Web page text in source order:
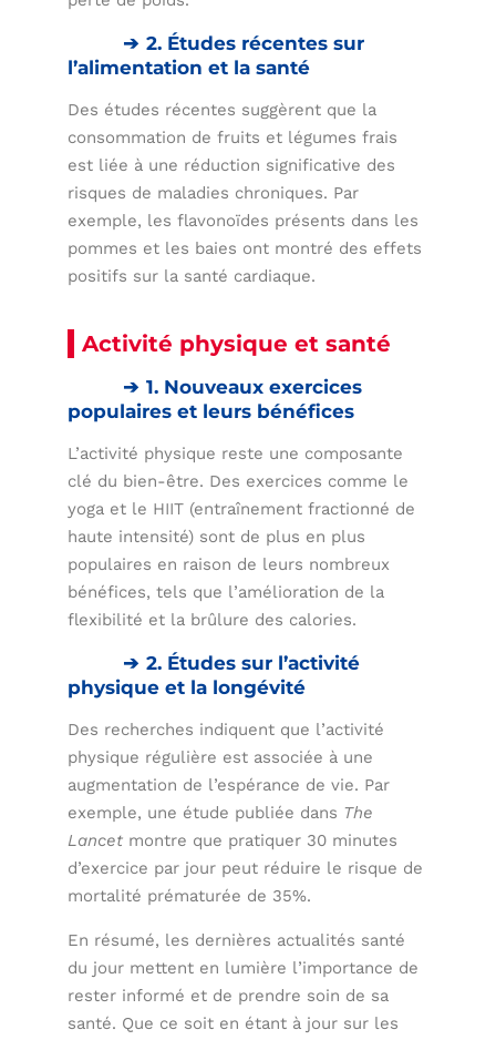
2. Études récentes sur
l’alimentation et la santé
Des études récentes suggèrent que la
consommation de fruits et légumes frais
est liée à une réduction significative des
risques de maladies chroniques. Par
exemple, les flavonoïdes présents dans les
pommes et les baies ont montré des effets
positifs sur la santé cardiaque.
Activité physique et santé
1. Nouveaux exercices
populaires et leurs bénéfices
L’activité physique reste une composante
clé du bien-être. Des exercices comme le
yoga et le HIIT (entraînement fractionné de
haute intensité) sont de plus en plus
populaires en raison de leurs nombreux
bénéfices, tels que l’amélioration de la
flexibilité et la brûlure des calories.
2. Études sur l’activité
physique et la longévité
Des recherches indiquent que l’activité
physique régulière est associée à une
augmentation de l’espérance de vie. Par
exemple, une étude publiée dans The
Lancet montre que pratiquer 30 minutes
d’exercice par jour peut réduire le risque de
mortalité prématurée de 35%.
En résumé, les dernières actualités santé
du jour mettent en lumière l’importance de
rester informé et de prendre soin de sa
santé. Que ce soit en étant à jour sur les